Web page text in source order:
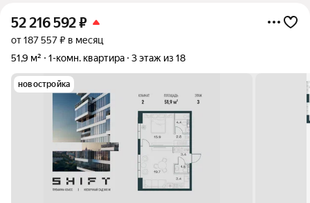
52 216 592₽
от 187 557 ₽ в месяц
51,9 м²
1-комн. квартира 3 этаж из 18
новостройка